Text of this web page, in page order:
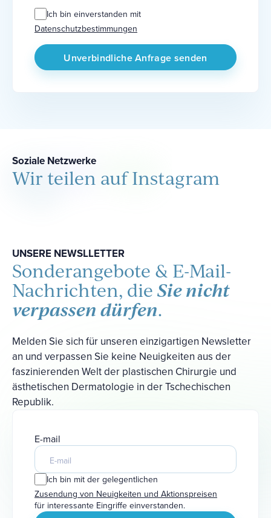
Ich bin einverstanden mit
Datenschutzbestimmungen
Soziale Netzwerke
Wir teilen auf Instagram
UNSERE NEWSLLETTER
Sonderangebote & E-Mail-
Nachrichten, die Sie nicht
verpassen dürfen.
Melden Sie sich für unseren einzigartigen Newsletter
an und verpassen Sie keine Neuigkeiten aus der
faszinierenden Welt der plastischen Chirurgie und
ästhetischen Dermatologie in der Tschechischen
Republik.
E-mail
Ich bin mit der gelegentlichen
Zusendung von Neuigkeiten und Aktionspreisen
für interessante Eingriffe einverstanden.